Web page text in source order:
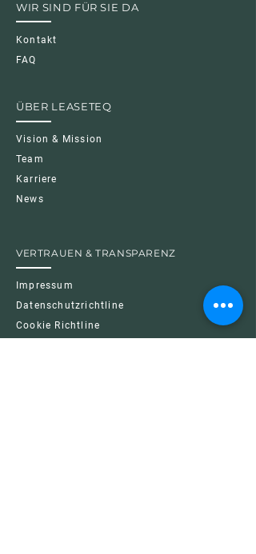
WIR SIND FÜR SIE DA
Kontakt
FAQ
ÜBER LEASETEQ
Vision & Mission
Team
Karriere
News
VERTRAUEN & TRANSPARENZ
Impressum
Datenschutzrichtline
Cookie Richtline